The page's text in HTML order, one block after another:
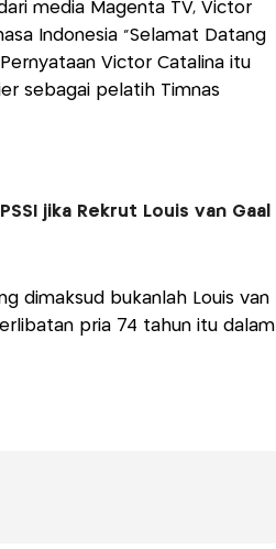
media Magenta TV, Victor
Indonesia “Selamat Datang
Victor Catalina itu
sebagai pelatih Timnas
jika Rekrut Louis van Gaal
dimaksud bukanlah Louis van
pria 74 tahun itu dalam